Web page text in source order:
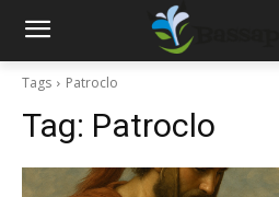
Tags Patroclo
Tag: Patroclo